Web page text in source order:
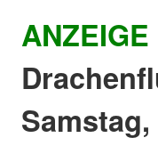
ANZEIGE